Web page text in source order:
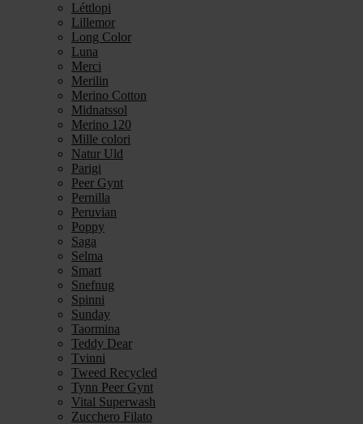
Léttlopi
Lillemor
Long Color
Luna
Merci
Merilin
Merino Cotton
Midnatssol
Merino 120
Mille colori
Natur Uld
Parigi
Peer Gynt
Pernilla
Peruvian
Poppy
Saga
Selma
Smart
Snefnug
Spinni
Sunday
Taormina
Teddy Dear
Tvinni
Tweed Recycled
Tynn Peer Gynt
Vital Superwash
Zucchero Filato